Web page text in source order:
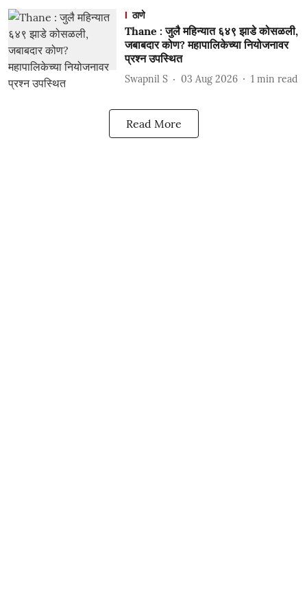
ठाणे
Thane : जुलै महिन्यात ६४९ झाडे कोसळली,
जबाबदार कोण? महापालिकेच्या नियोजनावर
प्रश्न उपस्थित
Swapnil S 03 Aug 2026 1 min read
Read More